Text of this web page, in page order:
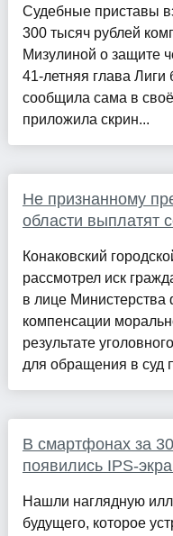
Судебные приставы
300 тысяч рублей
Мизулиной о защите
41-летняя глава Лиги
сообщила сама в
приложила скрин...
Не признанному
области выплатят
Конаковский
рассмотрел иск
в лице
компенсации
результате
для обращения в суд
В смартфонах за
появились IPS-
Нашли наглядную
будущего, которое